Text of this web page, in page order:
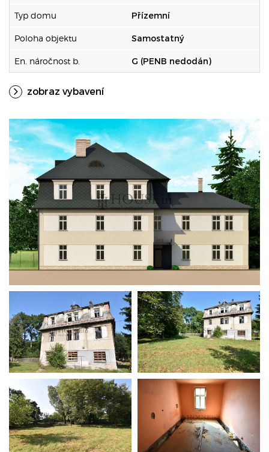
Typ domu Přízemní
Poloha objektu Samostatný
En. náročnost b. G (PENB nedodán)
zobraz vybavení